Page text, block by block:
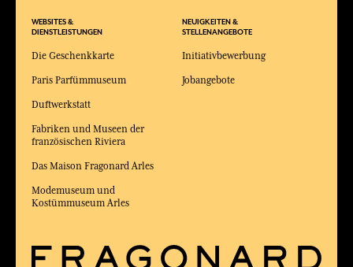
WEBSITES &
DIENSTLEISTUNGEN
Die Geschenkkarte
Paris Parfümmuseum
Duftwerkstatt
Fabriken und Museen der
französischen Riviera
Das Maison Fragonard Arles
Modemuseum und
Kostümmuseum Arles
NEUIGKEITEN &
STELLENANGEBOTE
Initiativbewerbung
Jobangebote